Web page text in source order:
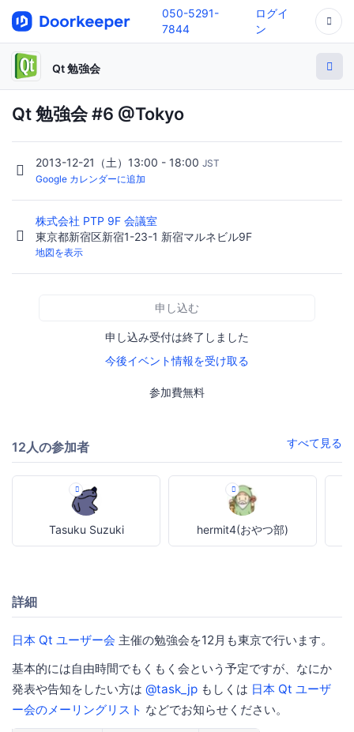
050-5291-
7844
ログイ
ン
Qt 勉強会
Qt 勉強会 #6 @Tokyo
2013-12-21（土）13:00 - 18:00 JST
Google カレンダーに追加
株式会社 PTP 9F 会議室
東京都新宿区新宿1-23-1 新宿マルネビル9F
地図を表示
申し込む
申し込み受付は終了しました
今後イベント情報を受け取る
参加費無料
12人の参加者 すべて見る
Tasuku Suzuki hermit4(おやつ部)
詳細
日本 Qt ユーザー会 主催の勉強会を12月も東京で行います。
基本的には自由時間でもくもく会という予定ですが、なにか
発表や告知をしたい方は @task_jp もしくは 日本 Qt ユーザ
ー会のメーリングリスト などでお知らせください。